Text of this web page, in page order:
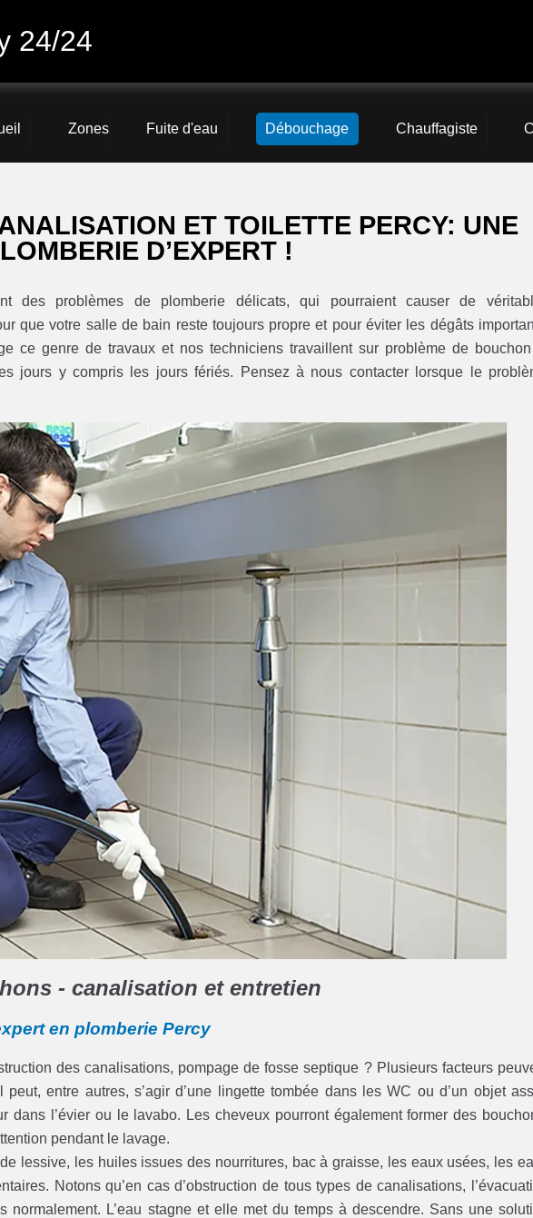
24/24
Zones Fuite d'eau Débouchage Chauffagiste
ET TOILETTE PERCY: UNE
D’EXPERT !
des problèmes de plomberie délicats, qui pourraient causer de
que votre salle de bain reste toujours propre et pour éviter les dégâts
ce genre de travaux et nos techniciens travaillent sur problème de
jours y compris les jours fériés. Pensez à nous contacter lorsque le
- canalisation et entretien
en plomberie Percy
des canalisations, pompage de fosse septique ? Plusieurs facteurs
entre autres, s’agir d’une lingette tombée dans les WC ou d’un objet
dans l’évier ou le lavabo. Les cheveux pourront également former des
pendant le lavage.
lessive, les huiles issues des nourritures, bac à graisse, les eaux usées, les
Notons qu’en cas d’obstruction de tous types de canalisations,
normalement. L’eau stagne et elle met du temps à descendre. Sans une